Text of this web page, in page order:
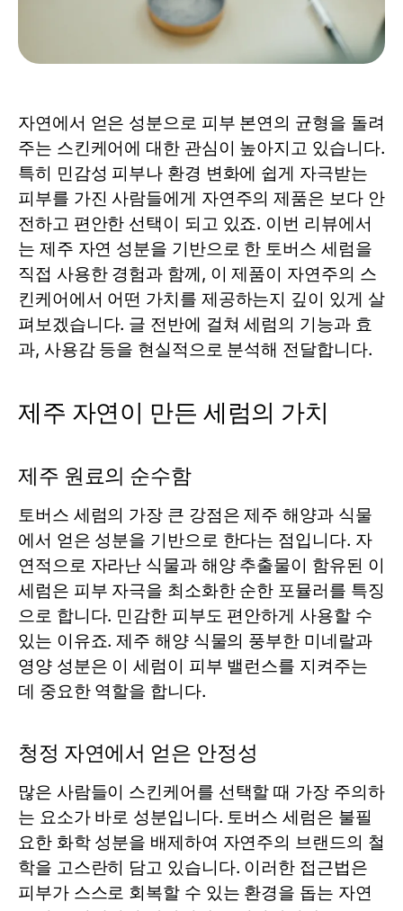
자연에서 얻은 성분으로 피부 본연의 균형을 돌려
주는 스킨케어에 대한 관심이 높아지고 있습니다.
특히 민감성 피부나 환경 변화에 쉽게 자극받는
피부를 가진 사람들에게 자연주의 제품은 보다 안
전하고 편안한 선택이 되고 있죠. 이번 리뷰에서
는 제주 자연 성분을 기반으로 한 토버스 세럼을
직접 사용한 경험과 함께, 이 제품이 자연주의 스
킨케어에서 어떤 가치를 제공하는지 깊이 있게 살
펴보겠습니다. 글 전반에 걸쳐세럼의 기능과 효
과, 사용감 등을 현실적으로 분석해 전달합니다.
제주 자연이 만든 세럼의 가치
제주 원료의 순수함
토버스 세럼의 가장 큰 강점은 제주 해양과 식물
에서 얻은 성분을 기반으로 한다는 점입니다. 자
연적으로 자라난 식물과 해양 추출물이 함유된 이
세럼은 피부 자극을 최소화한 순한 포뮬러를 특징
으로 합니다. 민감한 피부도 편안하게 사용할 수
있는 이유죠. 제주 해양 식물의 풍부한 미네랄과
영양 성분은 이세럼이 피부 밸런스를 지켜주는
데 중요한 역할을 합니다.
청정 자연에서 얻은 안정성
많은 사람들이 스킨케어를 선택할 때 가장 주의하
는 요소가 바로 성분입니다. 토버스세럼은 불필
요한 화학 성분을 배제하여 자연주의 브랜드의 철
학을 고스란히 담고 있습니다. 이러한 접근법은
피부가 스스로 회복할 수 있는 환경을 돕는 자연